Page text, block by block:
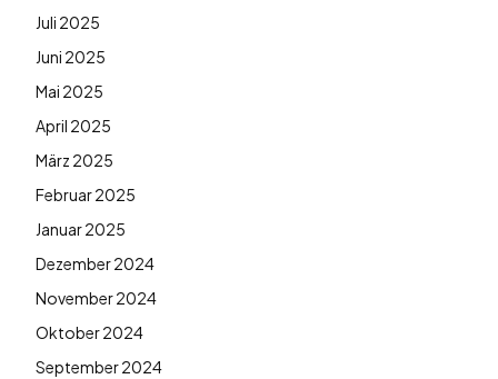
Juli 2025
Juni 2025
Mai 2025
April 2025
März 2025
Februar 2025
Januar 2025
Dezember 2024
November 2024
Oktober 2024
September 2024